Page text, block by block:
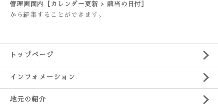
管理画面内［カレンダー更新 > 該当の日付］
から編集することができます。
トップページ
インフォメーション
地元の紹介